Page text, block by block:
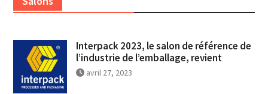
Interpack 2023, le salon de référence de
l’industrie de l’emballage, revient
avril 27, 2023